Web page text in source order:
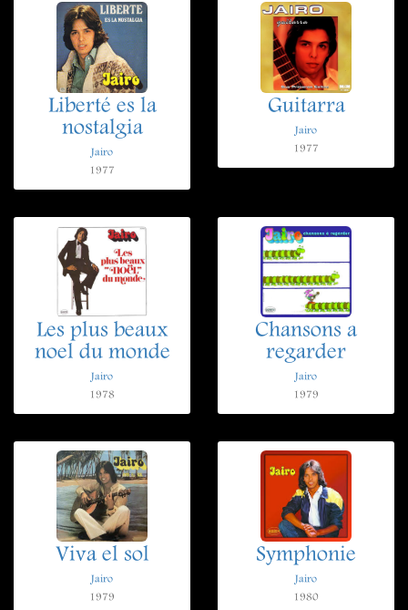
Liberté es la
nostalgia
Jairo
1977
Guitarra
Jairo
1977
Les plus beaux
noel du monde
Jairo
1978
Chansons a
regarder
Jairo
1979
Viva el sol
Jairo
1979
Symphonie
Jairo
1980